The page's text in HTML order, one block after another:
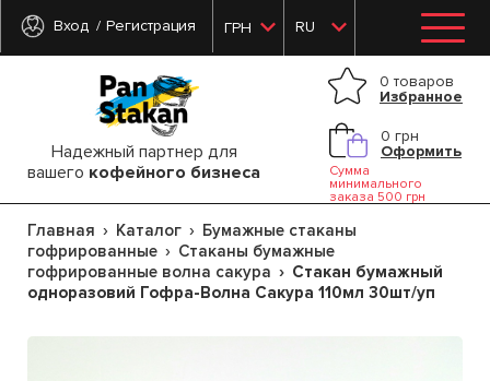
Вход Регистрация ГРН RU
Надежный партнер для
вашего кофейного бизнеса
0 товаров
Избранное
0 грн
Оформить
Сумма
минимального
заказа 500 грн
Главная Каталог
Бумажные стаканы
гофрированные
Стаканы бумажные
гофрированные волна сакура
Стакан бумажный
одноразовий Гофра-Волна Сакура 110мл 30шт/уп